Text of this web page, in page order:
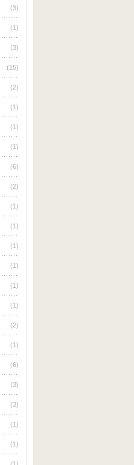
(3)
(1)
(3)
(15)
(2)
(1)
(1)
(1)
(6)
(2)
(1)
(1)
(1)
(1)
(1)
(1)
(2)
(1)
(6)
(3)
(3)
(1)
(1)